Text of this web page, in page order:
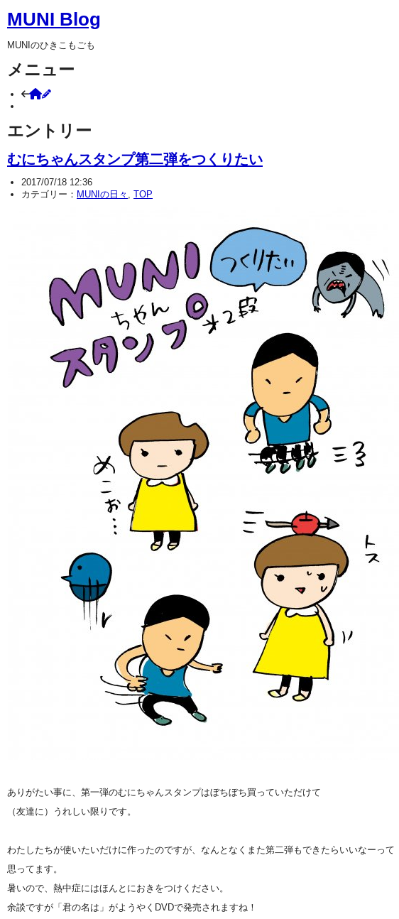
MUNI Blog
MUNIのひきこもごも
メニュー
エントリー
むにちゃんスタンプ第二弾をつくりたい
2017/07/18 12:36
カテゴリー： MUNIの日々 , TOP
ありがたい事に、第一弾のむにちゃんスタンプはぼちぼち買っていただけて
（友達に）うれしい限りです。
わたしたちが使いたいだけに作ったのですが、なんとなくまた第二弾もできたらいいなーって
思ってます。
暑いので、熱中症にはほんとにおきをつけください。
余談ですが「君の名は」がようやくDVDで発売されますね！